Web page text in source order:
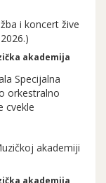
i koncert žive
akademija
Specijalna
orkestralno
cvekle
akademiji
akademija